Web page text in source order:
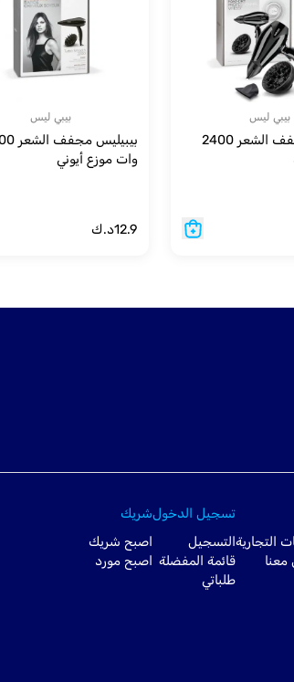
بيبي ليس
بيبيليس مجفف الشعر 2400
بيبي ليس
بيبيليس
وات موزع أيوني
12.9د.ك
التجارية
معنا
تسجيل الدخول
التسجيل
قائمة المفضلة
طلباتي
شريك
اصبح شريك
اصبح مورد